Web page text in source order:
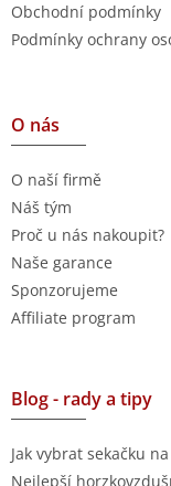
Obchodní podmínky
Podmínky ochrany
O nás
O naší firmě
Náš tým
Proč u nás nakoupit?
Naše garance
Sponzorujeme
Affiliate program
Blog - rady a tipy
Jak vybrat sekačku
Nejlepší